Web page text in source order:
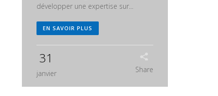
développer une expertise sur...
EN SAVOIR PLUS
31
janvier Share